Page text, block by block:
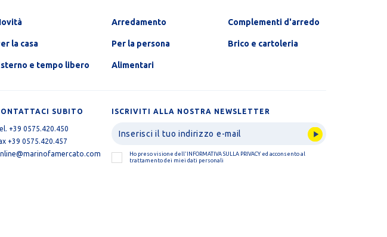
Arredamento Complementi d'arredo
la casa Per la persona Brico e cartoleria
e tempo libero Alimentari
SUBITO
+39 0575.420.450
+39 0575.420.457
ISCRIVITI ALLA NOSTRA NEWSLETTER
Ho preso visione dell' INFORMATIVA SULLA PRIVACY ed acconsento al
trattamento dei miei dati personali